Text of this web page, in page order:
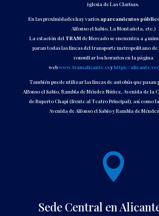
iglesia de Las Clarisas.
En las proximidades hay varios aparcamientos
Alfonso el Sabio, La Montañeta, etc.)
La estación del TRAMde Mercado se encuentra a 4
paran todas las líneas del transporte metropolitano de
consultar los horarios en la página
webwww.tramalicante.esyhttps://
También puede utilizar las líneas de autobús que pasan
Alfonso el Sabio, Rambla de Méndez Núñez, Avenida de la
de Ruperto Chapí (frente al Teatro Principal), así como
Avenida de Alfonso el Sabio y Rambla de

Sede Central en